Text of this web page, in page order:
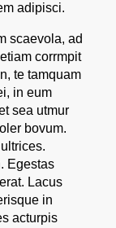
adipisci.
scaevola, ad
corrmpit
te tamquam
in eum
sea utmur
bovum.
Egestas
Lacus
in
acturpis